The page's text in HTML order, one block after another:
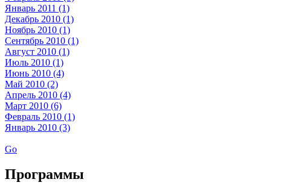
Январь 2011 (1)
Декабрь 2010 (1)
Ноябрь 2010 (1)
Сентябрь 2010 (1)
Август 2010 (1)
Июль 2010 (1)
Июнь 2010 (4)
Май 2010 (2)
Апрель 2010 (4)
Март 2010 (6)
Февраль 2010 (1)
Январь 2010 (3)
Go
Программы